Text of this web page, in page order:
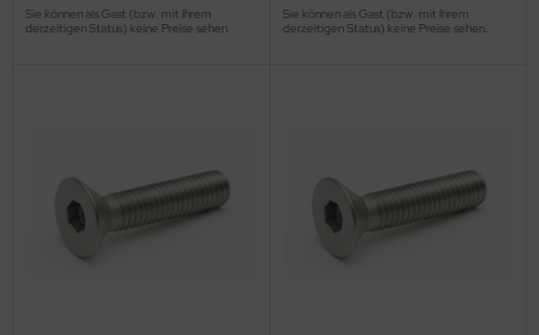
Sie können als Gast (bzw. mit Ihrem
derzeitigen Status) keine Preise sehen.
Sie können als Gast (bzw. mit Ihrem
derzeitigen Status) keine Preise sehen.